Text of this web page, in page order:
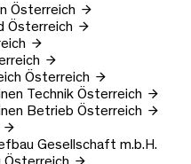
Österreich
Österreich
Österreich
Technik Österreich
Betrieb Österreich
Gesellschaft m.b.H.